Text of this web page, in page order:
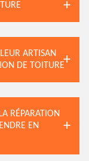
ARTISAN
DE TOITURE
RÉPARATION
EN